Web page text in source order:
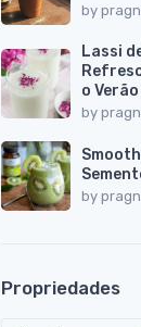
by
Lassi
o Verão
by
by
Propriedades